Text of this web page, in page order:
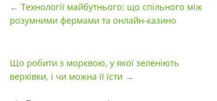
← Технології майбутнього: що спільного між
розумними фермами та онлайн-казино
Що робити з морквою, у якої зеленіють
верхівки, і чи можна її їсти →